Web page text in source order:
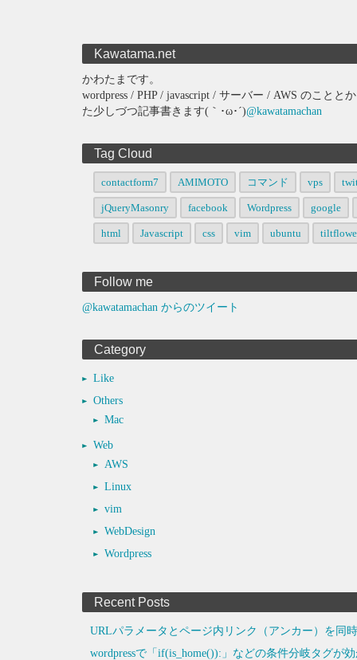
Kawatama.net
かわたまです。
wordpress / PHP / javascript / サーバー / AWS のこと
た少しづつ記事書きます(｀･ω･´)@kawatamachan
Tag Cloud
contactform7 AMIMOTO コマンド vps
jQueryMasonry facebook Wordpress google
html Javascript css vim ubuntu
Follow me
@kawatamachan からのツイート
Category
Like
Others
Mac
Web
AWS
Linux
vim
WebDesign
Wordpress
Recent Posts
URLパラメータとページ内リンク（アンカー）を同
wordpressで「if(is_home()):」などの条件分岐タグが